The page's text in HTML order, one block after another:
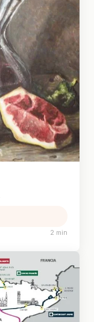
2 min